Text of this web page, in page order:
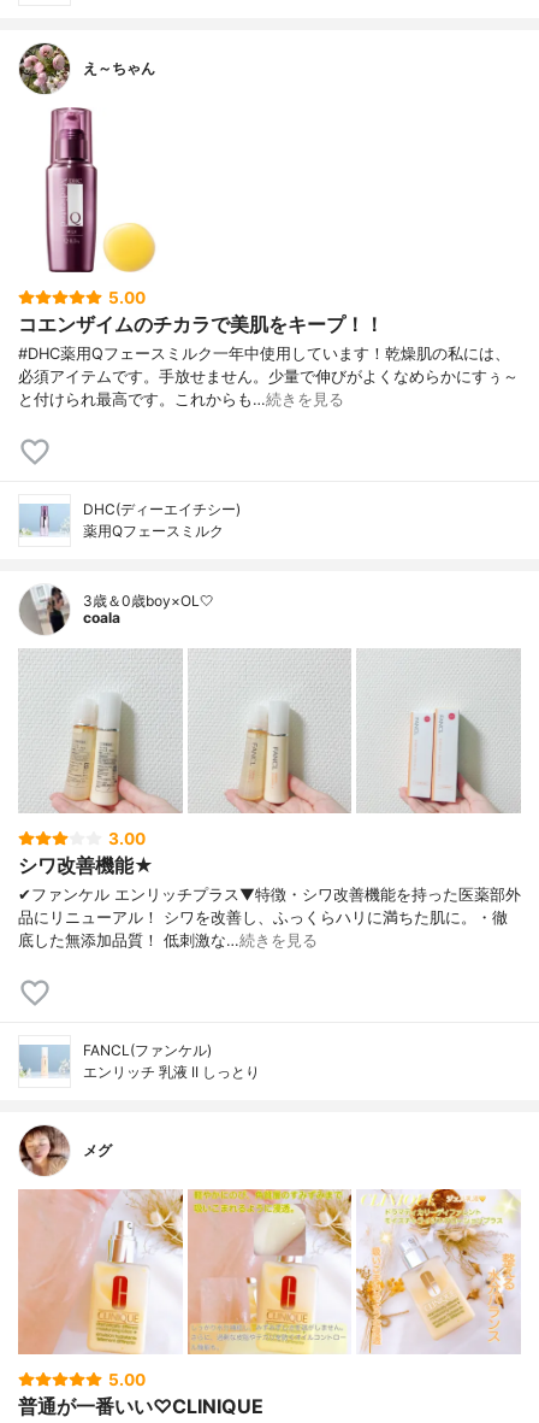
え～ちゃん
5.00
コエンザイムのチカラで美肌をキープ！！
#DHC薬用Qフェースミルク一年中使用しています！乾燥肌の私には、
必須アイテムです。手放せません。少量で伸びがよくなめらかにすぅ～
と付けられ最高です。これからも…続きを見る
DHC(ディーエイチシー)
薬用Qフェースミルク
3歳＆0歳boy×OL🤍
coala
3.00
シワ改善機能★
✔︎ファンケル エンリッチプラス▼特徴・シワ改善機能を持った医薬部外
品にリニューアル！ シワを改善し、ふっくらハリに満ちた肌に。・徹
底した無添加品質！ 低刺激な…続きを見る
FANCL(ファンケル)
エンリッチ 乳液 II しっとり
メグ
5.00
普通が一番いい♡CLINIQUE